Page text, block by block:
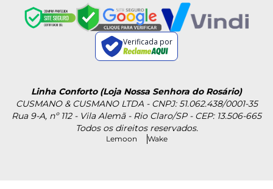
Verificada por
Linha Conforto (Loja Nossa Senhora do Rosário)
CUSMANO & CUSMANO LTDA - CNPJ: 51.062.438/0001-35
Rua 9-A, nº 112 - Vila Alemã - Rio Claro/SP - CEP: 13.506-665
Todos os direitos reservados.
Lemoon Wake